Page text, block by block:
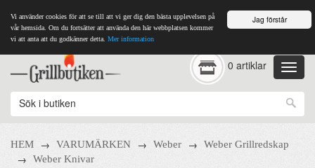
Jag förstår
Vi använder cookies för att se till att vi ger dig den bästa upplevelsen på
vår hemsida. Om du fortsätter att använda den här webbplatsen kommer
vi att anta att du godkänner detta. Mer information
0 artiklar
HEM → VARUMÄRKEN → Weber → Weber Grillredskap
→ Weber Knivar